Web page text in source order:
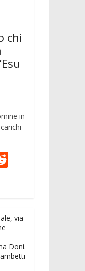
chi
in
tvia
Doni.